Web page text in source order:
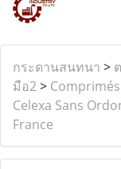
กระดานสนทนา >
มือ2>
Celexa Sans
France